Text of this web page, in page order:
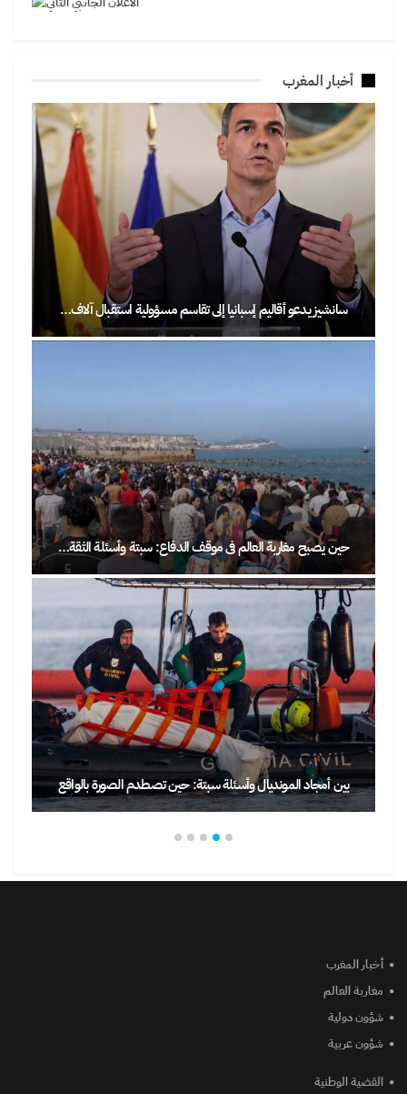
أخبار المغرب
سانشيز يدعو أقاليم إسبانيا إلى تقاسم مسؤولية استقبال آلاف…
حين يصبح مغاربة العالم في موقف الدفاع: سبتة وأسئلة الثقة…
بين أمجاد المونديال وأسئلة سبتة: حين تصطدم الصورة بالواقع
أخبار المغرب
مغاربة العالم
شؤون دولية
شؤون عربية
القضية الوطنية